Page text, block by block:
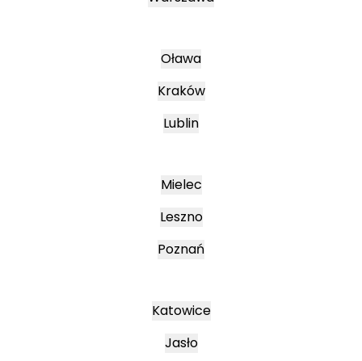
Oława
Kraków
Lublin
Mielec
Leszno
Poznań
Katowice
Jasło